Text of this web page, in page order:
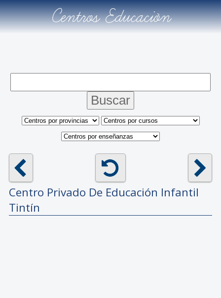
Centros Educación
Centro Privado De Educación Infantil
Tintín